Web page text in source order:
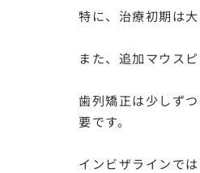
特に、治療初期は
また、追加マウス
歯列矯正は少しず
要です。
インビザラインで